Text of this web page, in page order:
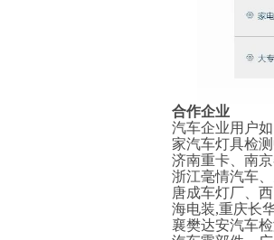
合作企业
汽车企业用户
家汽车灯具检
济南重卡、南
浙江毫情汽车
唐成车灯厂、
海电装,重庆长
襄樊达安汽车